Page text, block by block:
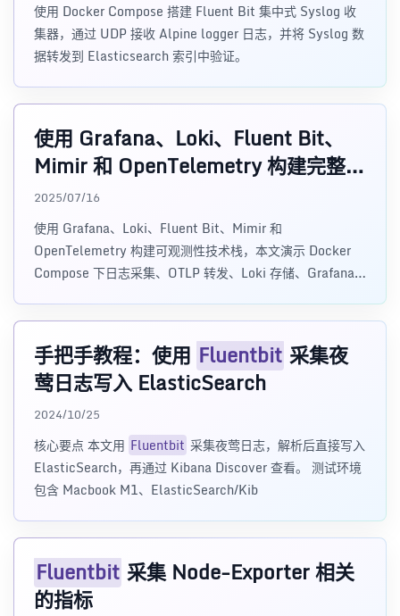
使用 Docker Compose 搭建 Fluent Bit 集中式 Syslog 收
集器，通过 UDP 接收 Alpine logger 日志，并将 Syslog 数
据转发到 Elasticsearch 索引中验证。
使用 Grafana、Loki、Fluent Bit、
Mimir 和 OpenTelemetry 构建完整的
可观测性技术栈
2025/07/16
使用 Grafana、Loki、Fluent Bit、Mimir 和
OpenTelemetry 构建可观测性技术栈，本文演示 Docker
Compose 下日志采集、OTLP 转发、Loki 存储、Grafana
手把手教程：使用 Fluentbit 采集夜
莺日志写入 ElasticSearch
2024/10/25
核心要点 本文用 Fluentbit 采集夜莺日志，解析后直接写入
ElasticSearch，再通过 Kibana Discover 查看。 测试环境
包含 Macbook M1、ElasticSearch/Kib
Fluentbit 采集 Node-Exporter 相关
的指标